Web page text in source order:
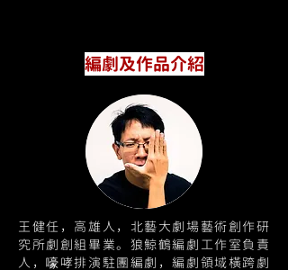
編劇及作品介紹
王健任，高雄人，北藝大劇場藝術創作研
究所劇創組畢業。狼鯨鶴編劇工作室負責
人，嚎哮排演駐團編劇，編劇領域橫跨劇